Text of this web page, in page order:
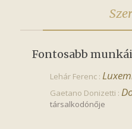
Fontosabb munkái
Lehár Ferenc :
Gaetano Donizetti :
társalkodónője